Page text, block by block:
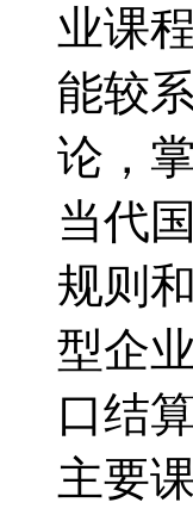
业课
能较
论，
当代
规则
型企
口结
主要